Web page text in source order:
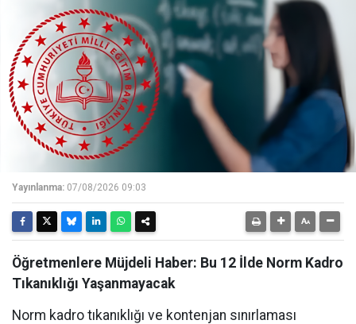
Yayınlanma: 07/08/2026 09:03
Öğretmenlere Müjdeli Haber: Bu 12 İlde Norm Kadro
Tıkanıklığı Yaşanmayacak
Norm kadro tıkanıklığı ve kontenjan sınırlaması